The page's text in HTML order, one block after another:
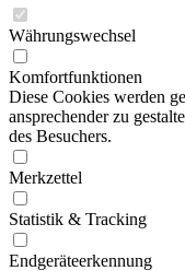
Währungswechsel
Komfortfunktionen
Diese Cookies werden
ansprechender zu
des Besuchers.
Merkzettel
Statistik & Tracking
Endgeräteerkennung